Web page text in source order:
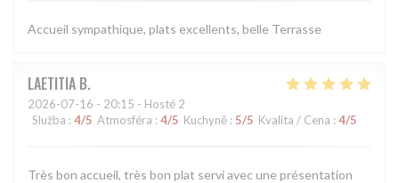
Accueil sympathique, plats excellents, belle Terrasse
LAETITIA B
2026-07-16 - 20:15 - Hosté 2
Služba : 4/5 Atmosféra : 4/5 Kuchyně : 5/5 Kvalita / Cena : 4/5
Très bon accueil, très bon plat servi avec une présentation